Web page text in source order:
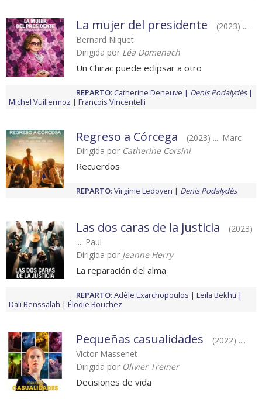
La mujer del presidente
(2023) ....
Bernard Niquet
Dirigida por Léa Domenach
Un Chirac puede eclipsar a otro
REPARTO: Catherine Deneuve
Denis Podalydès
Michel Vuillermoz
François Vincentelli
Regreso a Córcega
(2023) .... Marc
Dirigida por Catherine Corsini
Recuerdos
REPARTO: Virginie Ledoyen Denis Podalydès
Las dos caras de la justicia
(2023)
.... Paul
Dirigida por Jeanne Herry
La reparación del alma
REPARTO: Adèle Exarchopoulos
Leïla Bekhti
Dali Benssalah
Élodie Bouchez
Pequeñas casualidades
(2022) ....
Victor Massenet
Dirigida por Olivier Treiner
Decisiones de vida